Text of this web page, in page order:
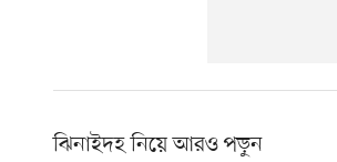
ঝিনাইদহ নিয়ে আরও পড়ুন